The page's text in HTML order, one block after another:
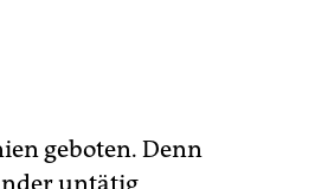
geboten. Denn